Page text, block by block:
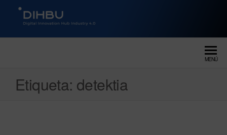
DIGITAL INNOVATION HUB
MENÚ
Etiqueta: detektia